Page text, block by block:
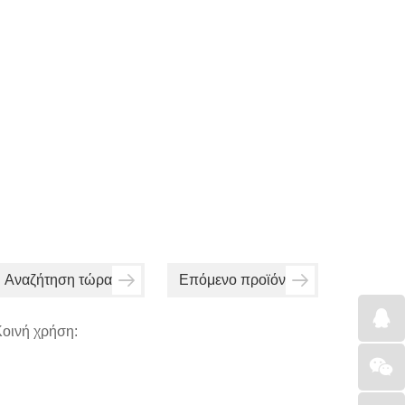
Αναζήτηση τώρα Επόμενο προϊόν
χρήση: